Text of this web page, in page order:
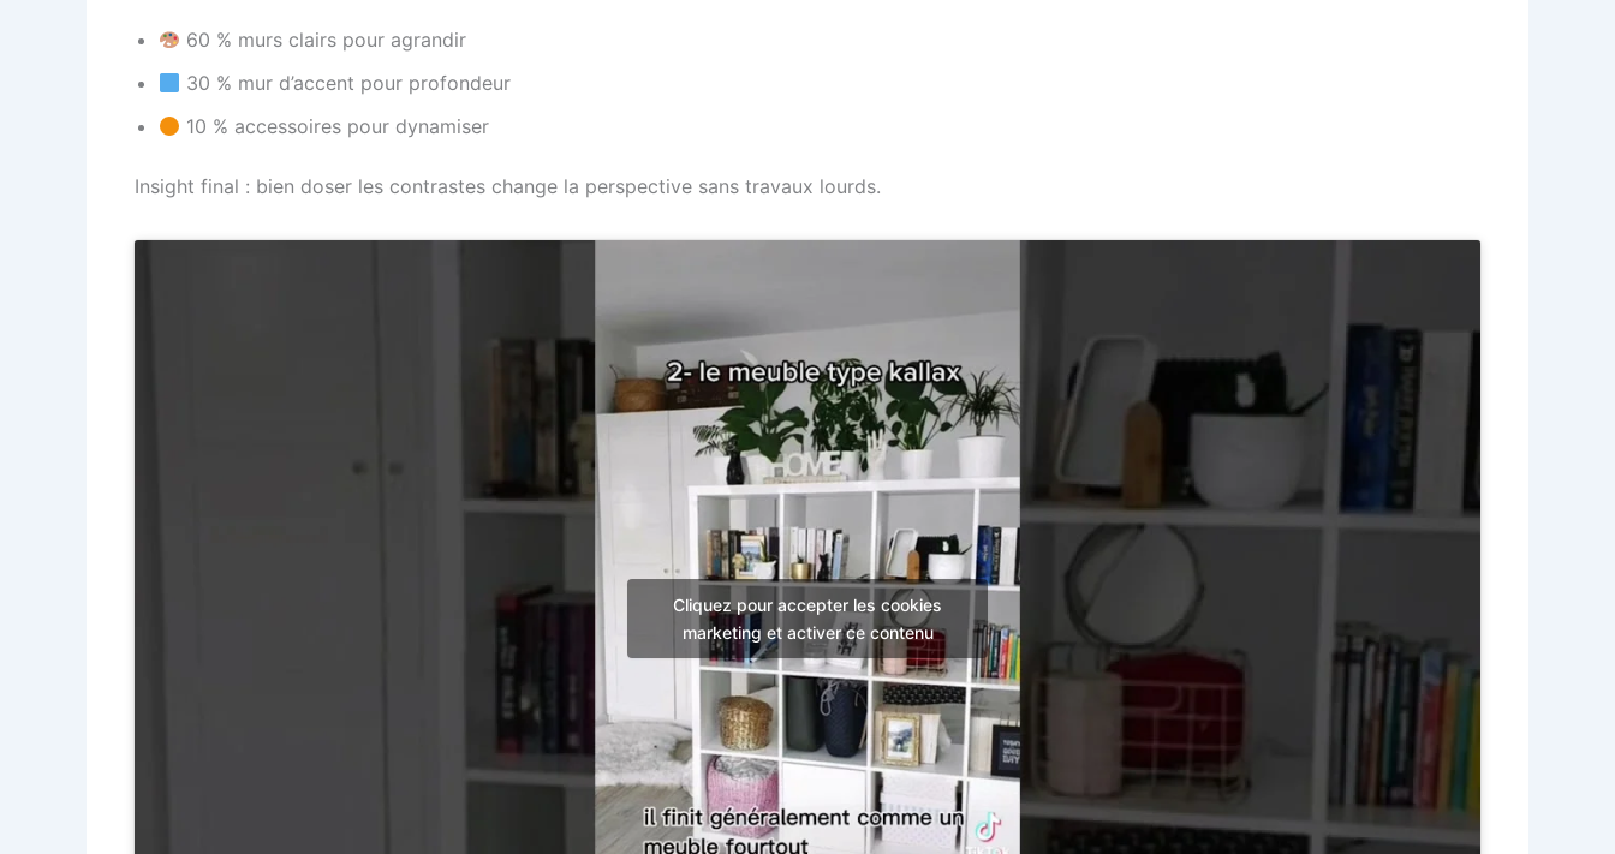
60 % murs clairs pour agrandir
30 % mur d’accent pour profondeur
10 % accessoires pour dynamiser
Insight final : bien doser les contrastes change la perspective sans travaux lourds.
Cliquez pour accepter les cookies
marketing et activer ce contenu